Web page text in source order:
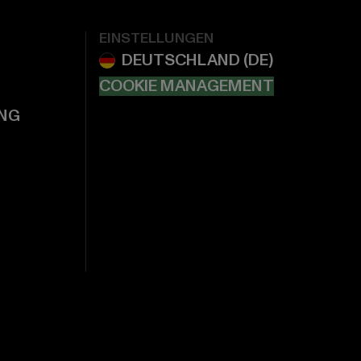
EINSTELLUNGEN
COOKIE MANAGEMENT